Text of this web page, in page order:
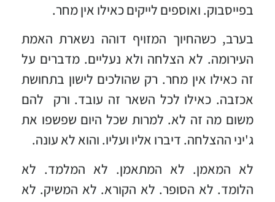
בפייסבוק. ואוספים לייקים כאילו אין מחר.
בערב, כשהחיוך המזויף דוהה נשארת האמת
העירומה. לא הצלחה ולא נעליים. מדברים על
זה כאילו אין מחר. רק שהולכים לישון בתחושת
אכזבה. כאילו לכל השאר זה עובד. ורק להם
משום מה זה לא. למרות שכל היום שפשפו את
ג'יני ההצלחה. דיברו אליו ועליו. והוא לא עונה.
לא המאמן. לא המתאמן. לא המלמד. לא
הלומד. לא הסופר. לא הקורא. לא המשיק. לא